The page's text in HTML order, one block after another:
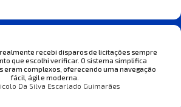
recebi disparos de licitações sempre
que escolhi verificar. O sistema simplifica
eram complexos, oferecendo uma navegação
fácil, ágil e moderna.
Da Silva Escarlado Guimarães